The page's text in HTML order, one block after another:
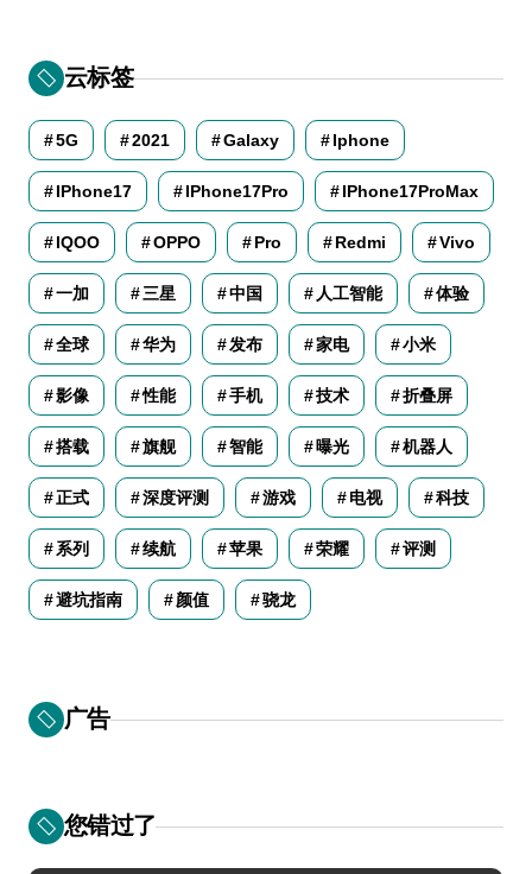
云标签
5G 2021 Galaxy Iphone
IPhone17 IPhone17Pro IPhone17ProMax
IQOO OPPO Pro Redmi Vivo
一加 三星 中国 人工智能 体验
全球 华为 发布 家电 小米
影像 性能 手机 技术 折叠屏
搭载 旗舰 智能 曝光 机器人
正式 深度评测 游戏 电视 科技
系列 续航 苹果 荣耀 评测
避坑指南 颜值 骁龙
广告
您错过了